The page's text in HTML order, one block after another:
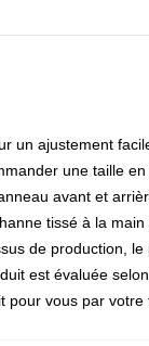
un ajustement
une taille
avant et
tissé à la main
de production,
est évaluée
pour vous par